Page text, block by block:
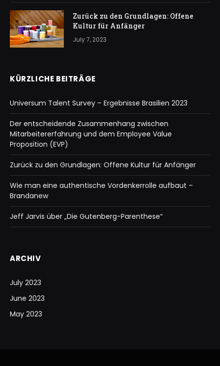
Zurück zu den Grundlagen: Offene
Kultur für Anfänger
July 7, 2023
KÜRZLICHE BEITRÄGE
Universum Talent Survey – Ergebnisse Brasilien 2023
Der entscheidende Zusammenhang zwischen
Mitarbeitererfahrung und dem Employee Value
Proposition (EVP)
Zurück zu den Grundlagen: Offene Kultur für Anfänger
Wie man eine authentische Vordenkerrolle aufbaut –
Brandanew
Jeff Jarvis über „Die Gutenberg-Parenthese“
ARCHIV
July 2023
June 2023
May 2023